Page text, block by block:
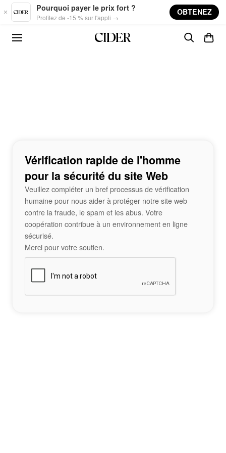
Skip to main content
Pourquoi payer le prix fort ?
Profitez de -15 % sur l'appli →
OBTENEZ
Vérification rapide de l'homme
pour la sécurité du site Web
Veuillez compléter un bref processus de vérification
humaine pour nous aider à protéger notre site web
contre la fraude, le spam et les abus. Votre
coopération contribue à un environnement en ligne
sécurisé.
Merci pour votre soutien.